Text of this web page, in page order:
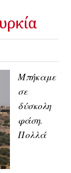
Μπήκαμε
σε
δύσκολη
φάση.
Πολλά